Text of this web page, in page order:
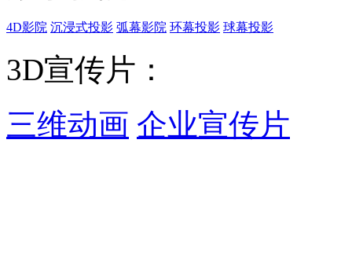
4D影院 沉浸式投影 弧幕影院 环幕投影 球幕投影
3D宣传片：
三维动画 企业宣传片